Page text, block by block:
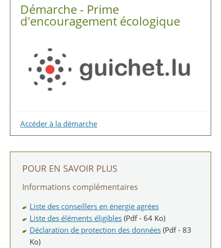
Démarche - Prime
d'encouragement écologique
Accéder à la démarche
POUR EN SAVOIR PLUS
Informations complémentaires
Liste des conseillers en énergie agrées
Liste des éléments éligibles (Pdf - 64 Ko)
Déclaration de protection des données (Pdf - 83
Ko)